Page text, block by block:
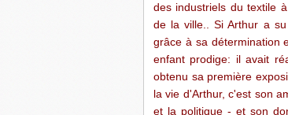
des industriels du textile
de la ville.. Si Arthur a
grâce à sa détermination
enfant prodige: il avait
obtenu sa première
la vie d'Arthur, c'est son
et la politique - et son